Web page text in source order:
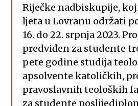
Riječke nadbiskupije,
ljeta u Lovranu održati
16. do 22. srpnja 2023.
predviđen za studente
pete godine studija
apsolvente katoličkih,
pravoslavnih teoloških
za studente